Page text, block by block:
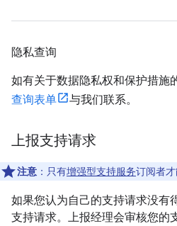
隐私查询
如有关于数据隐私权和保护措施
查询表单
与我们联系。
上报支持请求
注意 ：只有增强型支持服务订阅者才
如果您认为自己的支持请求没有
支持请求。上报经理会审核您的